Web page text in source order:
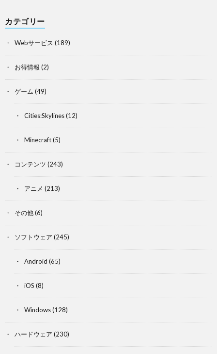
カテゴリー
Webサービス (189)
お得情報 (2)
ゲーム (49)
Cities:Skylines(12)
Minecraft(5)
コンテンツ (243)
アニメ (213)
その他(6)
ソフトウェア (245)
Android (65)
iOS (8)
Windows(128)
ハードウェア (230)